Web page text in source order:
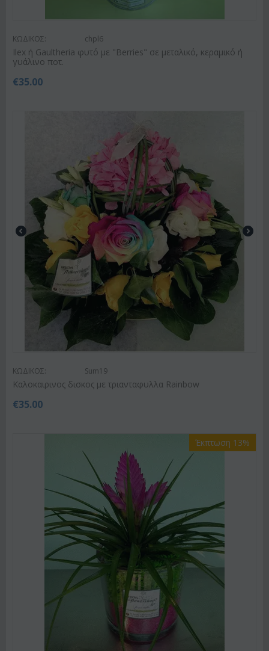
ΚΩΔΙΚΟΣ: chpl6
Ilex ή Gaultheria φυτό με "Berries" σε μεταλικό, κεραμικό ή
γυάλινο ποτ.
€35.00
ΚΩΔΙΚΟΣ: Sum19
Kαλοκαιρινος δισκος με τριανταφυλλα Rainbow
€35.00
Έκπτωση 13%